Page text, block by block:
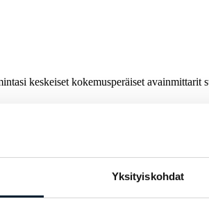
Yksityiskohdat
keskeiset kokemusperäiset avainmittarit
Dashboard
Dashboard-raportointiportaaliin, josta voit